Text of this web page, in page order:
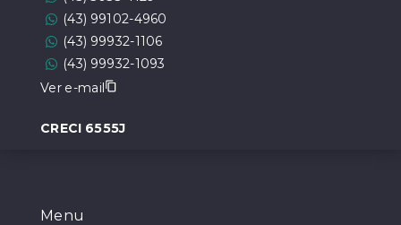
Menu
(43) 99102-4960
(43) 99932-1106
(43) 99932-1093
Ver e-mail
CRECI 6555J